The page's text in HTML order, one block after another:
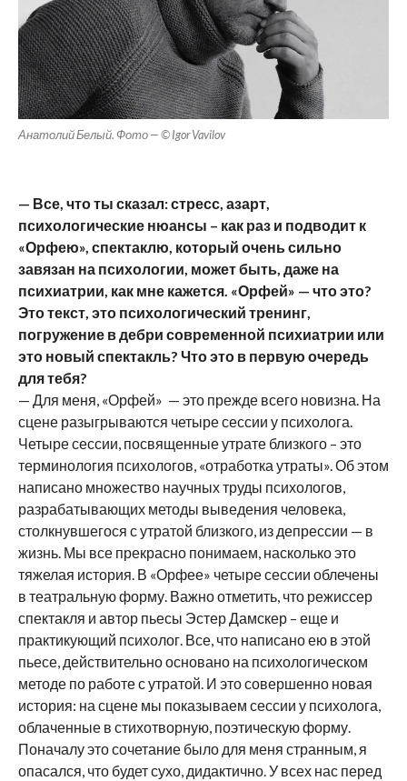
Анатолий Белый. Фото — © Igor Vavilov
— Все, что ты сказал: стресс, азарт,
психологические нюансы – как раз и подводит к
«Орфею», спектаклю, который очень сильно
завязан на психологии, может быть, даже на
психиатрии, как мне кажется. «Орфей» — что это?
Это текст, это психологический тренинг,
погружение в дебри современной психиатрии или
это новый спектакль? Что это в первую очередь
для тебя?
— Для меня, «Орфей» — это прежде всего новизна. На
сцене разыгрываются четыре сессии у психолога.
Четыре сессии, посвященные утрате близкого – это
терминология психологов, «отработка утраты». Об этом
написано множество научных труды психологов,
разрабатывающих методы выведения человека,
столкнувшегося с утратой близкого, из депрессии — в
жизнь. Мы все прекрасно понимаем, насколько это
тяжелая история. В «Орфее» четыре сессии облечены
в театральную форму. Важно отметить, что режиссер
спектакля и автор пьесы Эстер Дамскер – еще и
практикующий психолог. Все, что написано ею в этой
пьесе, действительно основано на психологическом
методе по работе с утратой. И это совершенно новая
история: на сцене мы показываем сессии у психолога,
облаченные в стихотворную, поэтическую форму.
Поначалу это сочетание было для меня странным, я
опасался, что будет сухо, дидактично. У всех нас перед